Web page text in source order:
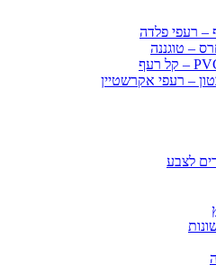
– רעפי פלדה
– טוגננה
– רעפי אקרשטיין
לצבע